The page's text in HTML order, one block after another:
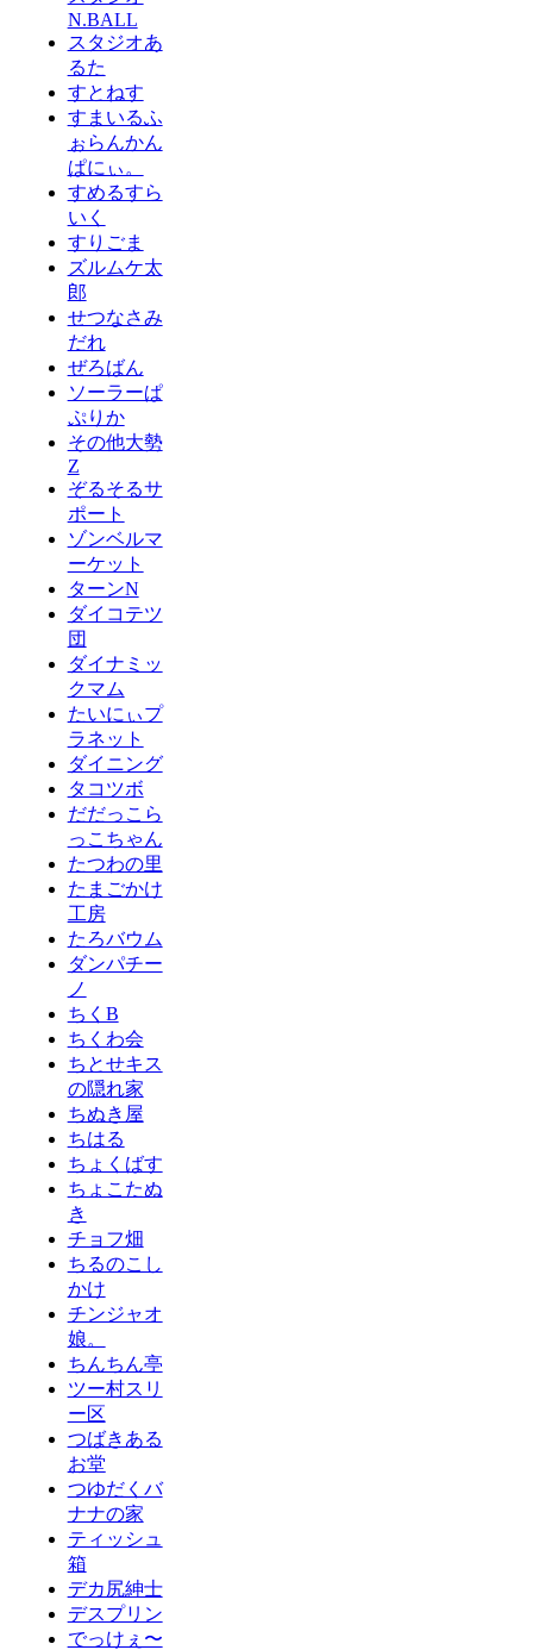
N.BALL
スタジオあ
るた
すとねす
すまいるふ
ぉらんかん
ぱにぃ。
すめるすら
いく
すりごま
ズルムケ太
郎
せつなさみ
だれ
ぜろばん
ソーラーぱ
ぷりか
その他大勢
Z
ぞるそるサ
ポート
ゾンベルマ
ーケット
ターンN
ダイコテツ
団
ダイナミッ
クマム
たいにぃプ
ラネット
ダイニング
タコツボ
だだっこら
っこちゃん
たつわの里
たまごかけ
工房
たろバウム
ダンパチー
ノ
ちくB
ちくわ会
ちとせキス
の隠れ家
ちぬき屋
ちはる
ちょくばす
ちょこたぬ
き
チョフ畑
ちるのこし
かけ
チンジャオ
娘。
ちんちん亭
ツー村スリ
ー区
つばきある
お堂
つゆだくバ
ナナの家
ティッシュ
箱
デカ尻紳士
デスプリン
でっけぇ〜